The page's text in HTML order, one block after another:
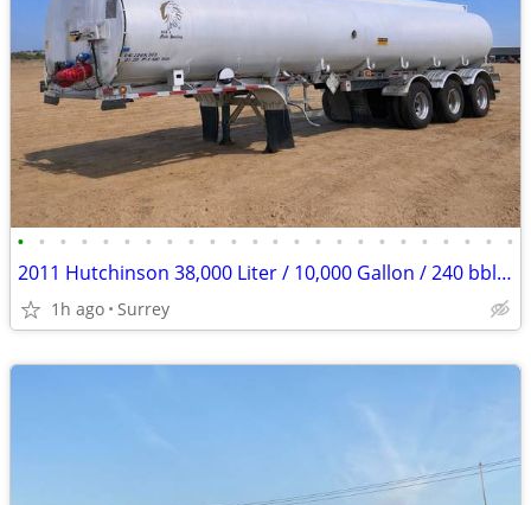
• • • • • • • • • • • • • • • • • • • • • • • •
2011 Hutchinson 38,000 Liter / 10,000 Gallon / 240 bbl / Tri Axle / TC
1h ago Surrey